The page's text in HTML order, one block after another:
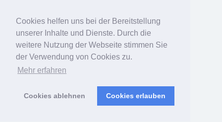
Cookies helfen uns bei der Bereitstellung
unserer Inhalte und Dienste. Durch die
weitere Nutzung der Webseite stimmen Sie
der Verwendung von Cookies zu.
Mehr erfahren
Cookies ablehnen Cookies erlauben